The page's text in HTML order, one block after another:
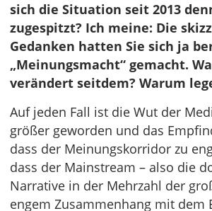
sich die Situation seit 2013
zugespitzt? Ich meine: Die
Gedanken hatten Sie sich ja
„Meinungsmacht“ gemacht.
verändert seitdem? Warum
Auf jeden Fall ist die Wut der
größer geworden und das
dass der Meinungskorridor zu
dass der Mainstream – also die
Narrative in der Mehrzahl der
engem Zusammenhang mit dem